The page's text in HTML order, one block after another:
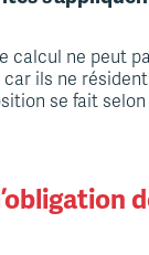
calcul ne peut
ils ne
se fait